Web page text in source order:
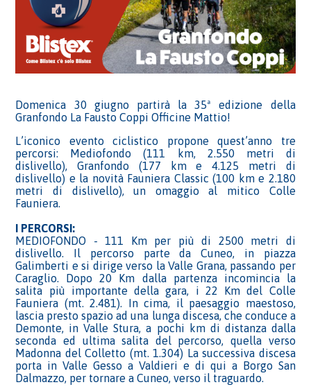
Domenica 30 giugno partirà la 35ª edizione della
Granfondo La Fausto Coppi Officine Mattio!
L’iconico evento ciclistico propone quest’anno tre
percorsi: Mediofondo (111 km, 2.550 metri di
dislivello), Granfondo (177 km e 4.125 metri di
dislivello) e la novità Fauniera Classic (100 km e 2.180
metri di dislivello), un omaggio al mitico Colle
Fauniera.
I PERCORSI:
MEDIOFONDO - 111 Km per più di 2500 metri di
dislivello. Il percorso parte da Cuneo, in piazza
Galimberti e si dirige verso la Valle Grana, passando per
Caraglio. Dopo 20 Km dalla partenza incomincia la
salita più importante della gara, i 22 Km del Colle
Fauniera (mt. 2.481). In cima, il paesaggio maestoso,
lascia presto spazio ad una lunga discesa, che conduce a
Demonte, in Valle Stura, a pochi km di distanza dalla
seconda ed ultima salita del percorso, quella verso
Madonna del Colletto (mt. 1.304) La successiva discesa
porta in Valle Gesso a Valdieri e di qui a Borgo San
Dalmazzo, per tornare a Cuneo, verso il traguardo.